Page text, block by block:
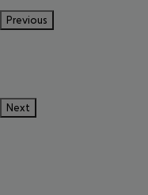
Previous
Next